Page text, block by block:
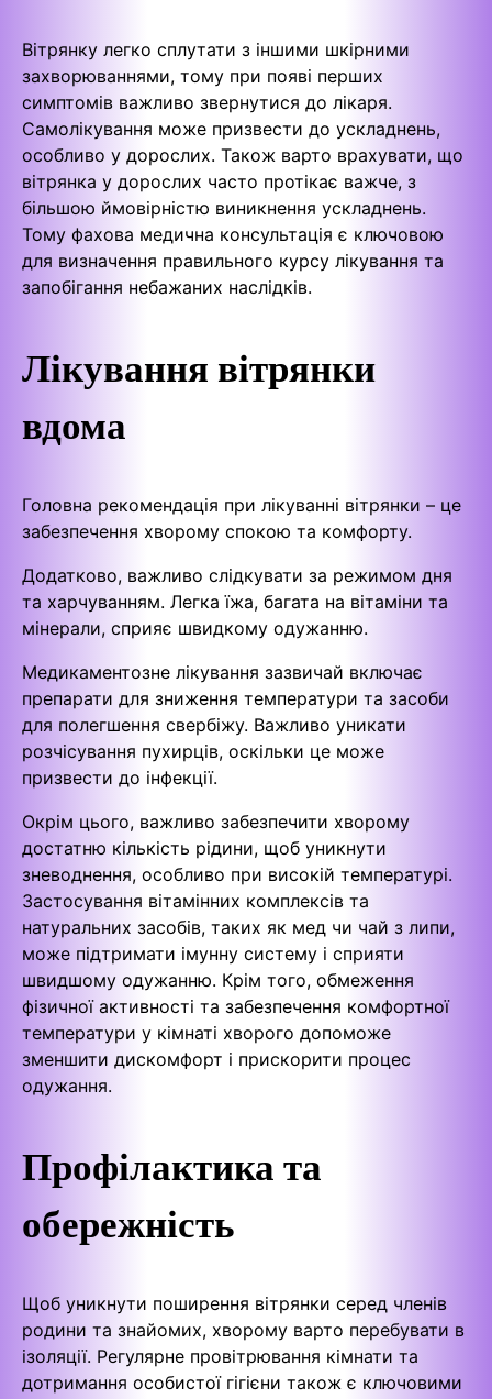
Вітрянку легко сплутати з іншими шкірними
захворюваннями, тому при появі перших
симптомів важливо звернутися до лікаря.
Самолікування може призвести до ускладнень,
особливо у дорослих. Також варто врахувати, що
вітрянка у дорослих часто протікає важче, з
більшою ймовірністю виникнення ускладнень.
Тому фахова медична консультація є ключовою
для визначення правильного курсу лікування та
запобігання небажаних наслідків.
Лікування вітрянки
вдома
Головна рекомендація при лікуванні вітрянки – це
забезпечення хворому спокою та комфорту.
Додатково, важливо слідкувати за режимом дня
та харчуванням. Легка їжа, багата на вітаміни та
мінерали, сприяє швидкому одужанню.
Медикаментозне лікування зазвичай включає
препарати для зниження температури та засоби
для полегшення свербіжу. Важливо уникати
розчісування пухирців, оскільки це може
призвести до інфекції.
Окрім цього, важливо забезпечити хворому
достатню кількість рідини, щоб уникнути
зневоднення, особливо при високій температурі.
Застосування вітамінних комплексів та
натуральних засобів, таких як мед чи чай з липи,
може підтримати імунну систему і сприяти
швидшому одужанню. Крім того, обмеження
фізичної активності та забезпечення комфортної
температури у кімнаті хворого допоможе
зменшити дискомфорт і прискорити процес
одужання.
Профілактика та
обережність
Щоб уникнути поширення вітрянки серед членів
родини та знайомих, хворому варто перебувати в
ізоляції. Регулярне провітрювання кімнати та
дотримання особистої гігієни також є ключовими